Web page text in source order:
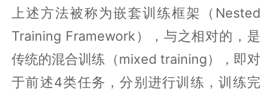
上述方法被称为嵌套训练框架（Nested
Training Framework），与之相对的，是
传统的混合训练（mixed training），即对
于前述4类任务，分别进行训练，训练完